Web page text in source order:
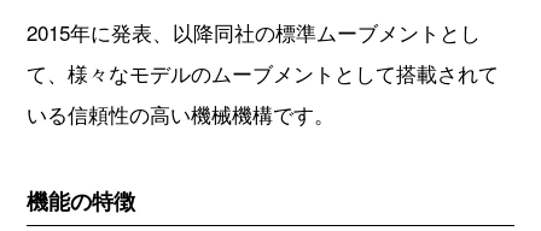
2015年に発表、以降同社の標準ムーブメントとし
て、様々なモデルのムーブメントとして搭載されて
いる信頼性の高い機械機構です。
機能の特徴